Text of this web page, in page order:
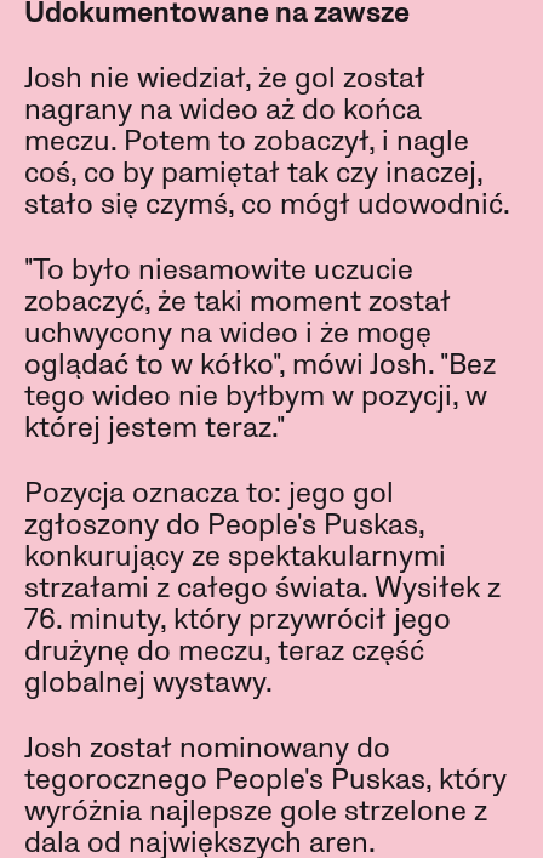
Udokumentowane na zawsze
Josh nie wiedział, że gol został
nagrany na wideo aż do końca
meczu. Potem to zobaczył, i nagle
coś, co by pamiętał tak czy inaczej,
stało się czymś, co mógł udowodnić.
"To było niesamowite uczucie
zobaczyć, że taki moment został
uchwycony na wideo i że mogę
oglądać to w kółko", mówi Josh. "Bez
tego wideo nie byłbym w pozycji, w
której jestem teraz."
Pozycja oznacza to: jego gol
zgłoszony do People's Puskas,
konkurujący ze spektakularnymi
strzałami z całego świata. Wysiłek z
76. minuty, który przywrócił jego
drużynę do meczu, teraz część
globalnej wystawy.
Josh został nominowany do
tegorocznego People's Puskas, który
wyróżnia najlepsze gole strzelone z
dala od największych aren.